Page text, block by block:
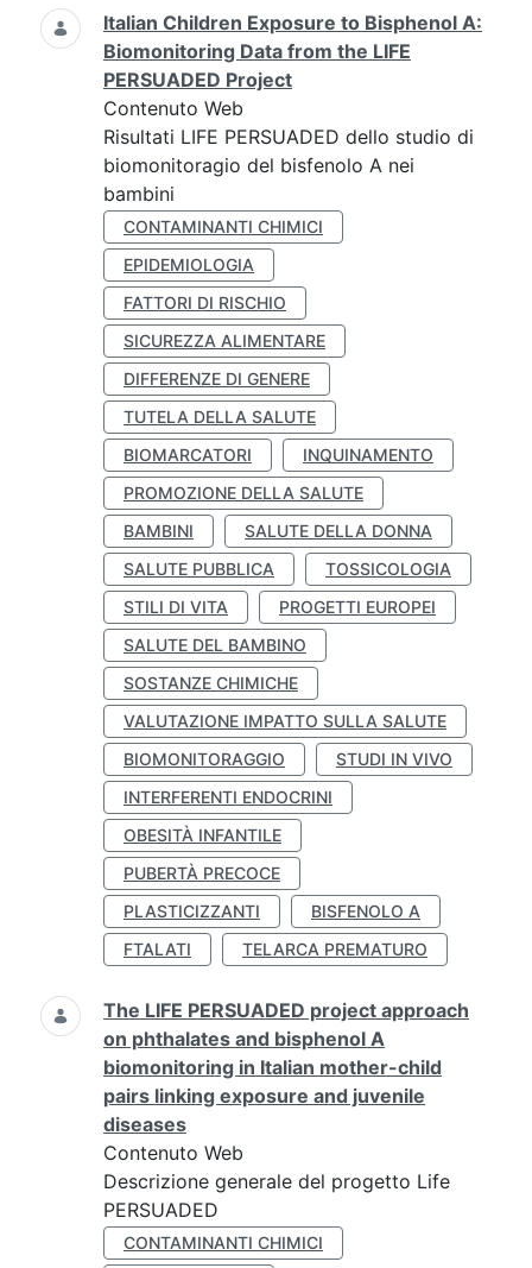
Italian Children Exposure to Bisphenol A:
Biomonitoring Data from the LIFE
PERSUADED Project
Contenuto Web
Risultati LIFE PERSUADED dello studio di
biomonitoragio del bisfenolo A nei
bambini
CONTAMINANTI CHIMICI
EPIDEMIOLOGIA
FATTORI DI RISCHIO
SICUREZZA ALIMENTARE
DIFFERENZE DI GENERE
TUTELA DELLA SALUTE
BIOMARCATORI
INQUINAMENTO
PROMOZIONE DELLA SALUTE
BAMBINI
SALUTE DELLA DONNA
SALUTE PUBBLICA
TOSSICOLOGIA
STILI DI VITA
PROGETTI EUROPEI
SALUTE DEL BAMBINO
SOSTANZE CHIMICHE
VALUTAZIONE IMPATTO SULLA SALUTE
BIOMONITORAGGIO
STUDI IN VIVO
INTERFERENTI ENDOCRINI
OBESITÀ INFANTILE
PUBERTÀ PRECOCE
PLASTICIZZANTI
BISFENOLO A
FTALATI
TELARCA PREMATURO
The LIFE PERSUADED project approach
on phthalates and bisphenol A
biomonitoring in Italian mother-child
pairs linking exposure and juvenile
diseases
Contenuto Web
Descrizione generale del progetto Life
PERSUADED
CONTAMINANTI CHIMICI